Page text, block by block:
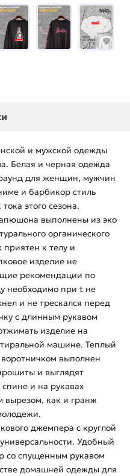
и мужской одежды
Белая и черная одежда
для женщин, мужчин
и барбикор стиль
этого сезона.
выполнены из эко
органического
к телу и
изделие не
рекомендации по
необходимо при t не
и не трескался перед
с длинным рукавом
изделие на
машине. Теплый
выполнен
и выглядят
и на рукавах
вырезом, как и гранж
джемпера с круглой
Удобный
со спущенным рукавом
домашней одежды для